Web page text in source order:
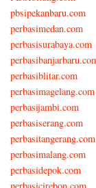
pbsipekanbaru.com
perbasimedan.com
perbasisurabaya.com
perbasiblitar.com
perbasimagelang.com
perbasijambi.com
perbasiserang.com
perbasitangerang.com
perbasimalang.com
perbasidepok.com